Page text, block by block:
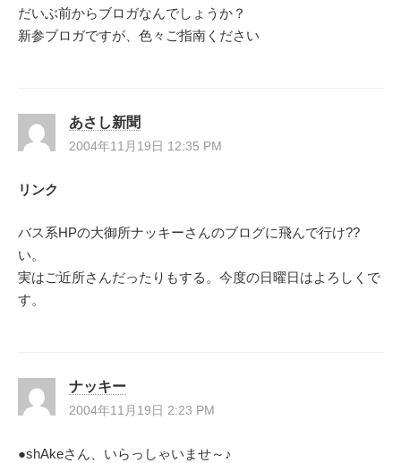
だいぶ前からブロガなんでしょうか？
新参ブロガですが、色々ご指南ください
あさし新聞
2004年11月19日 12:35 PM
リンク
バス系HPの大御所ナッキーさんのブログに飛んで行け??
い。
実はご近所さんだったりもする。今度の日曜日はよろしくで
す。
ナッキー
2004年11月19日 2:23 PM
●shAkeさん、いらっしゃいませ～♪